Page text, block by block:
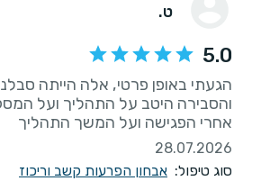
ט.
5.0
הגעתי באופן פרטי, אלה הייתה
והסבירה היטב על התהליך ועל
אחרי הפגישה ועל המשך התהליך
28.07.2026
סוג טיפול: אבחון הפרעות קשב וריכוז